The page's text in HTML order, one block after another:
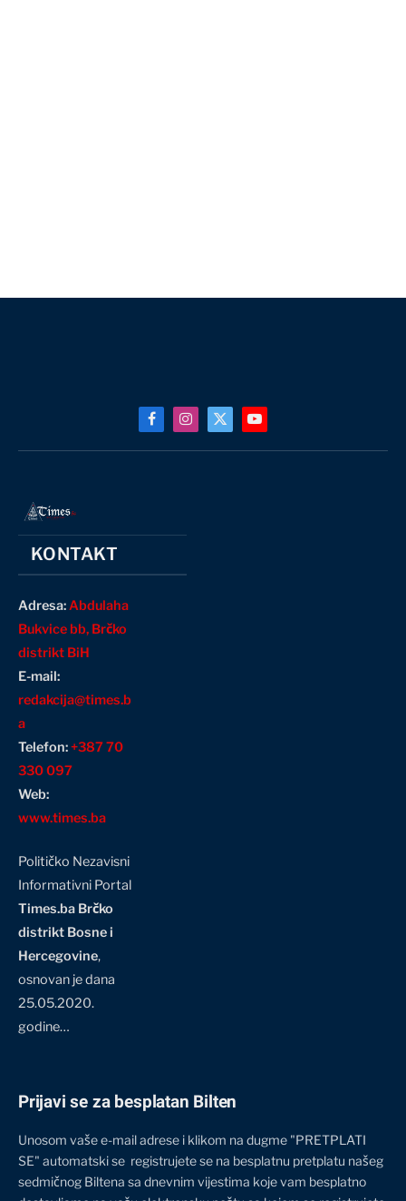
FacebookInstagram
X
YouTube
KONTAKT
Adresa: Abdulaha
Bukvice bb, Brčko
distrikt BiH
E-mail:
redakcija@times.b
a
Telefon:+387 70
330 097
Web:
www.times.ba
Političko Nezavisni
Informativni Portal
Times.ba Brčko
distrikt Bosne i
Hercegovine,
osnovan je dana
25.05.2020.
godine…
Prijavi se za besplatan Bilten
Unosom vaše e-mail adrese i klikom na dugme "PRETPLATI
SE" automatski se registrujete se na besplatnu pretplatu našeg
sedmičnog Biltena sa dnevnim vijestima koje vam besplatno